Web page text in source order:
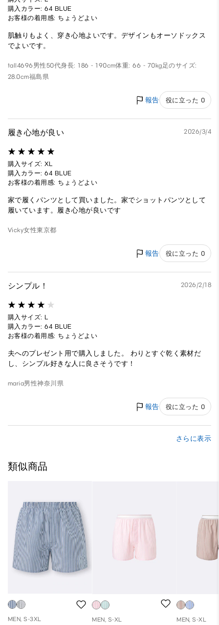
購入カラー: 64 BLUE
お客様の着用感: ちょうどよい
肌触りもよく、穿き心地よいです。デザインもオーソドックス
でよいです。
tall4696 男性50代身長: 186 - 190cm体重: 66 - 70kg足のサイズ:
28.0cm福島県
報告 役に立った 0
履き心地が良い 2026/3/4
購入サイズ: XL
購入カラー: 64 BLUE
お客様の着用感: ちょうどよい
家で履くパンツとして買いました。家でショットパンツとして
履いています。履き心地が良いです
Vicky女性東京都
報告 役に立った 0
シンプル！ 2026/2/18
購入サイズ: L
購入カラー: 64 BLUE
お客様の着用感: ちょうどよい
夫へのプレゼント用で購入しました。 わりとすぐ乾く素材だ
し、シンプル好きな人に良さそうです！
maria男性神奈川県
報告 役に立った 0
さらに表示
類似商品
MEN, S-3XL
MEN, S-XL
MEN, S-XL